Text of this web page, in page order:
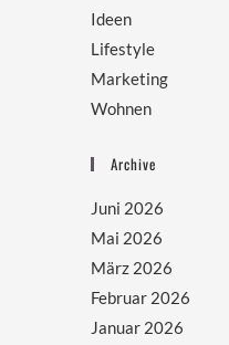
Ideen
Lifestyle
Marketing
Wohnen
Archive
Juni 2026
Mai 2026
März 2026
Februar 2026
Januar 2026